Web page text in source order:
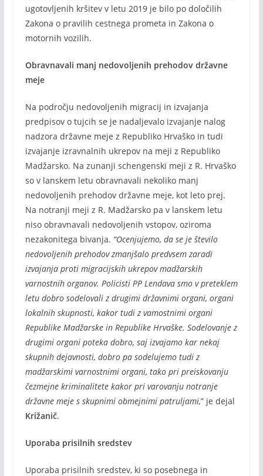
ugotovljenih kršitev v letu 2019 je bilo po določilih
Zakona o pravilih cestnega prometa in Zakona o
motornih vozilih.
Obravnavali manj nedovoljenih prehodov državne
meje
Na področju nedovoljenih migracij in izvajanja
predpisov o tujcih se je nadaljevalo izvajanje nalog
nadzora državne meje z Republiko Hrvaško in tudi
izvajanje izravnalnih ukrepov na meji z Republiko
Madžarsko. Na zunanji schengenski meji z R. Hrvaško
so v lanskem letu obravnavali nekoliko manj
nedovoljenih prehodov državne meje, kot leto prej.
Na notranji meji z R. Madžarsko pa v lanskem letu
niso obravnavali nedovoljenih vstopov, oziroma
nezakonitega bivanja. “Ocenjujemo, da se je število
nedovoljenih prehodov zmanjšalo predvsem zaradi
izvajanja proti migracijskih ukrepov madžarskih
varnostnih organov. Policisti PP Lendava smo v preteklem
letu dobro sodelovali z drugimi državnimi organi, organi
lokalnih skupnosti, kakor tudi z vamostnimi organi
Republike Madžarske in Republike Hrvaške. Sodelovanje z
drugimi organi poteka dobro, saj izvajamo kar nekaj
skupnih dejavnosti, dobro pa sodelujemo tudi z
madžarskimi varnostnimi organi, tako pri preiskovanju
čezmejne kriminalitete kakor pri varovanju notranje
državne meje s skupnimi obmejnimi patruljami,” je dejal
Križanič.
Uporaba prisilnih sredstev
Uporaba prisilnih sredstev, ki so posebnega in